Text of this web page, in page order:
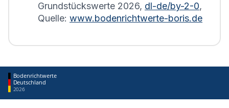
Grundstückswerte 2026, dl-de/by-2-0,
Quelle: www.bodenrichtwerte-boris.de
Bodenrichtwerte
Deutschland
2026